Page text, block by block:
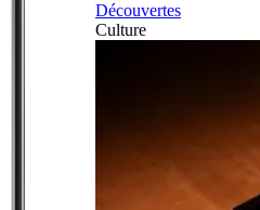
Découvertes
Culture